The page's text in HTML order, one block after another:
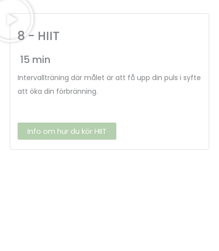
8 - HIIT
15 min
Intervallträning där målet är att få upp din puls i syfte
att öka din förbränning.
Info om hur du kör HIIT